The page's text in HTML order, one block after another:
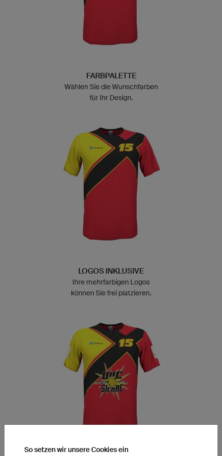
FARBPALETTE
Wählen Sie die Wunschfarben
für Ihr Design.
LOGOS INKLUSIVE
Ihre mehrfarbigen Logos
können Sie frei platzieren.
So setzen wir unsere Cookies ein